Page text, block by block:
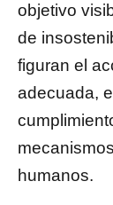
objetivo
de
figuran el
adecuada,
humanos.